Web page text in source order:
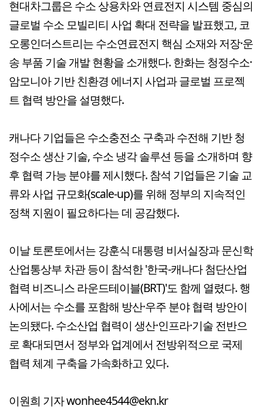
현대차그룹은 수소 상용차와 연료전지 시스템 중심의
글로벌 수소 모빌리티 사업 확대 전략을 발표했고, 코
오롱인더스트리는 수소연료전지 핵심 소재와 저장·운
송 부품 기술 개발 현황을 소개했다. 한화는 청정수소·
암모니아 기반 친환경 에너지 사업과 글로벌 프로젝
트 협력 방안을 설명했다.
캐나다 기업들은 수소충전소 구축과 수전해 기반 청
정수소 생산 기술, 수소 냉각 솔루션 등을 소개하며 향
후 협력 가능 분야를 제시했다. 참석 기업들은 기술 교
류와 사업 규모화(scale-up)를 위해 정부의 지속적인
정책 지원이 필요하다는 데 공감했다.
이날 토론토에서는 강훈식 대통령 비서실장과 문신학
산업통상부 차관 등이 참석한 '한국-캐나다 첨단산업
협력 비즈니스 라운드테이블(BRT)'도 함께 열렸다. 행
사에서는 수소를 포함해 방산·우주 분야 협력 방안이
논의됐다. 수소산업 협력이 생산·인프라·기술 전반으
로 확대되면서 정부와 업계에서 전방위적으로 국제
협력 체계 구축을 가속화하고 있다.
이원희 기자 wonhee4544@ekn.kr